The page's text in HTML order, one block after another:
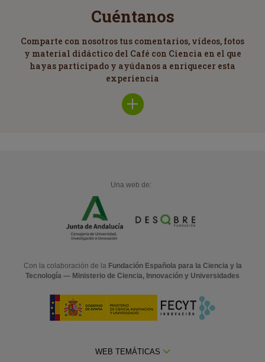
Cuéntanos
Comparte con nosotros tus comentarios, vídeos, fotos
y material didáctico del Café con Ciencia en el que
hayas participado y ayúdanos a enriquecer esta
experiencia
Una web de:
Con la colaboración de la Fundación Española para la Ciencia y la
Tecnología — Ministerio de Ciencia, Innovación y Universidades
WEB TEMÁTICAS